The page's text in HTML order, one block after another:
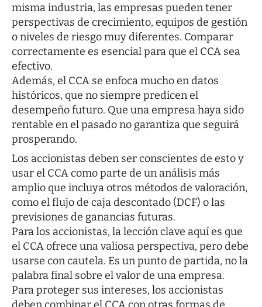
misma industria, las empresas pueden tener
perspectivas de crecimiento, equipos de gestión
o niveles de riesgo muy diferentes. Comparar
correctamente es esencial para que el CCA sea
efectivo.
Además, el CCA se enfoca mucho en datos
históricos, que no siempre predicen el
desempeño futuro. Que una empresa haya sido
rentable en el pasado no garantiza que seguirá
prosperando.
Los accionistas deben ser conscientes de esto y
usar el CCA como parte de un análisis más
amplio que incluya otros métodos de valoración,
como el flujo de caja descontado (DCF) o las
previsiones de ganancias futuras.
Para los accionistas, la lección clave aquí es que
el CCA ofrece una valiosa perspectiva, pero debe
usarse con cautela. Es un punto de partida, no la
palabra final sobre el valor de una empresa.
Para proteger sus intereses, los accionistas